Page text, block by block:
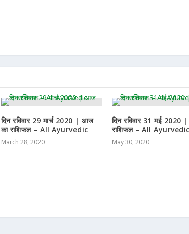
दिन रविवार 29 मार्च 2020 | आज
का राशिफल – All Ayurvedic
March 28, 2020
दिन रविवार 31 मई
राशिफल – All
May 30, 2020